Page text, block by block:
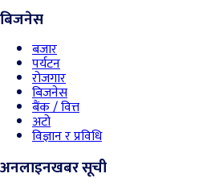
बिजनेस
बजार
पर्यटन
रोजगार
बिजनेस
बैंक / वित्त
अटो
विज्ञान र प्रविधि
अनलाइनखबर सूची